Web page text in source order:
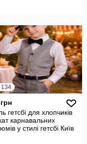
134
гетсбі для хлопчиків
карнавальних
у стилі гетсбі Київ